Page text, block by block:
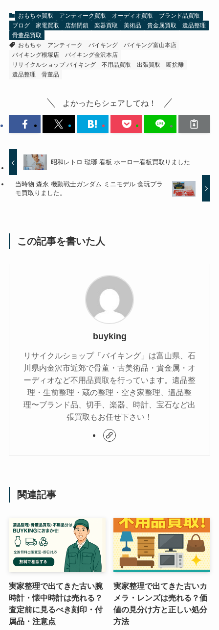
おもちゃ買取 アンティーク買取 オーディオ買取
ブランド品買取
ブログ
家電買取 店舗閉鎖 楽器買取 美術品 貴金属買取
遺品整理
骨董品買取
おもちゃ
アンティーク バイキング
バイキング富山本店
バイキング根塚店
バイキング金沢本店
リサイクルショップ バイキング
不用品買取 出張買取
断捨離
遺品整理
骨董品
よかったらシェアしてね！
昭和レトロ 琺瑯 看板 ホーロー看板買取りました
当時物 森永 機動戦士ガンダム ミニモデル 食玩プラ
モ買取りました。
この記事を書いた人
buyking
リサイクルショップ「バイキング」は富山県、石
川県内金沢市近郊で骨董・古美術品・貴金属・オ
ーディオなど不用品買取を行っています。遺品整
理・生前整理・蔵の整理・空き家整理、遺品整
理〜ブランド品、切手、楽器、時計、宝石など出
張買取もお任せ下さい！
関連記事
実家整理で出てきた古い腕
時計・懐中時計は売れる？
査定前に見るべき刻印・付
属品・注意点
実家整理で出てきた古いカ
メラ・レンズは売れる？価
値の見分け方と正しい処分
方法